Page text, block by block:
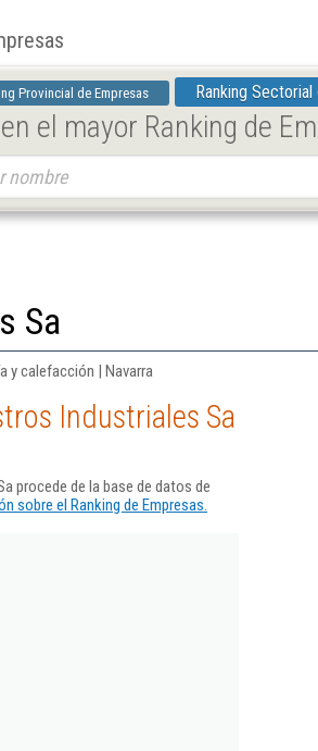
Provincial de Empresas Ranking
el mayor Ranking de
Sa
y calefacción | Navarra
Industriales Sa
procede de la base de datos de
sobre el Ranking de Empresas.